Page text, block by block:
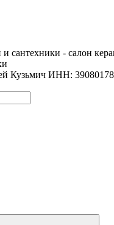
сантехники - салон
Кузьмич ИНН: